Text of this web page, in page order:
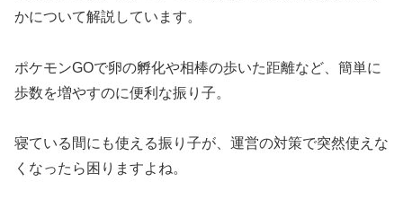
かについて解説しています。
ポケモンGOで卵の孵化や相棒の歩いた距離など、簡単に
歩数を増やすのに便利な振り子。
寝ている間にも使える振り子が、運営の対策で突然使えな
くなったら困りますよね。